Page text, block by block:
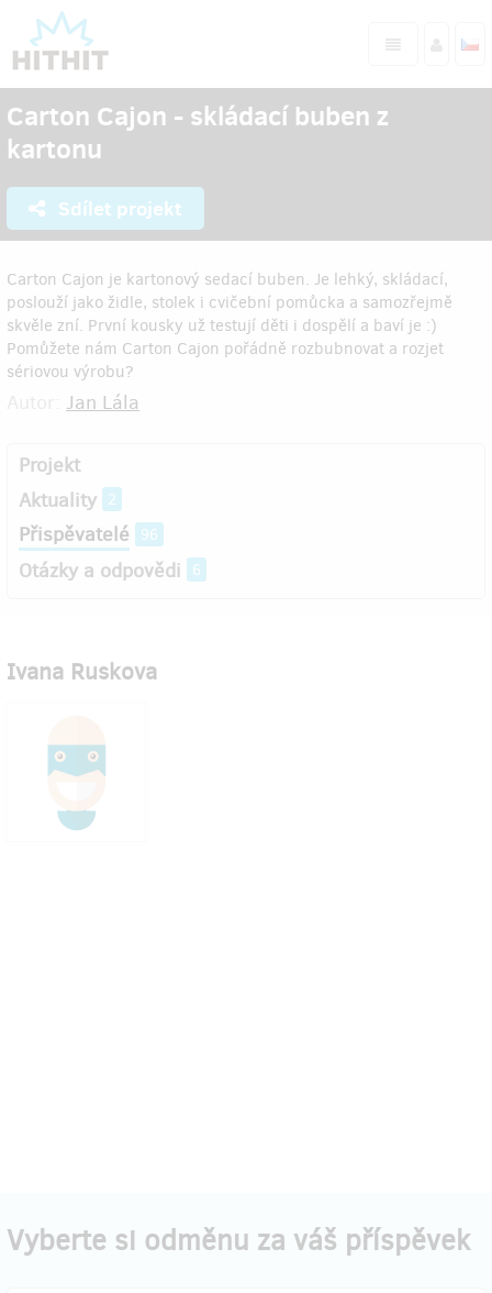
Carton Cajon - skládací buben z
kartonu
Sdílet projekt
Carton Cajon je kartonový sedací buben. Je lehký, skládací,
poslouží jako židle, stolek i cvičební pomůcka a samozřejmě
skvěle zní. První kousky už testují děti i dospělí a baví je :)
Pomůžete nám Carton Cajon pořádně rozbubnovat a rozjet
sériovou výrobu?
Jan Lála
Projekt
Aktuality 2
Přispěvatelé 96
Otázky a odpovědi 6
Ivana Ruskova
Vyberte si odměnu za váš příspěvek